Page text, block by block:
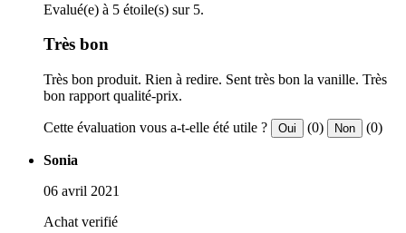
Evalué(e) à 5 étoile(s) sur 5.
Très bon
Très bon produit. Rien à redire. Sent très bon la vanille. Très
bon rapport qualité-prix.
Cette évaluation vous a-t-elle été utile ? Oui (0) Non (0)
Sonia
06 avril 2021
Achat verifié